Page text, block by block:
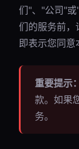
们"、"公司"
们的服务前，
即表示您同意
重要提示：
款。如果
务。